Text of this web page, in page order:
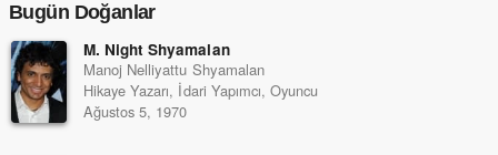
Bugün Doğanlar
M. Night Shyamalan
Manoj Nelliyattu Shyamalan
Hikaye Yazarı, İdari Yapımcı, Oyuncu
Ağustos 5, 1970